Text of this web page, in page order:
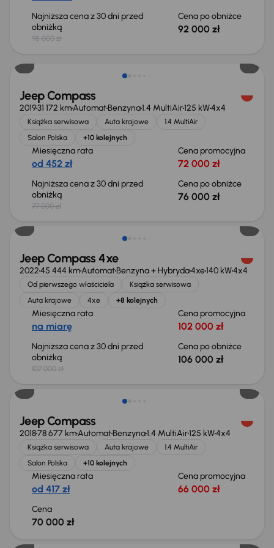
Najniższa cena z 30 dni przed
obniżką
95 000 zł
Cena po obniżce
92 000 zł
Jeep Compass
201931 172 kmAutomatBenzyna1.4 MultiAir125 kW4x4
Książka serwisowa Auta krajowe
1.4 MultiAir
Salon Polska
+10 kolejnych
Miesięczna rata
od 452 zł
Cena promocyjna
72 000 zł
Najniższa cena z 30 dni przed
obniżką
77 000 zł
Cena po obniżce
76 000 zł
Taniej o 1 000 zł
Jeep Compass 4xe
202245 444 kmAutomatBenzyna + Hybryda4xe140 kW4x4
Od pierwszego właściciela
Książka serwisowa
Auta krajowe
4xe +8 kolejnych
Miesięczna rata
na miarę
Cena promocyjna
102 000 zł
Najniższa cena z 30 dni przed
obniżką
107 000 zł
Cena po obniżce
106 000 zł
Jeep Compass
201878 677 kmAutomatBenzyna1.4 MultiAir125 kW4x4
Książka serwisowa Auta krajowe
1.4 MultiAir
Salon Polska
+10 kolejnych
Miesięczna rata
od 417 zł
Cena promocyjna
66 000 zł
Cena
70 000 zł